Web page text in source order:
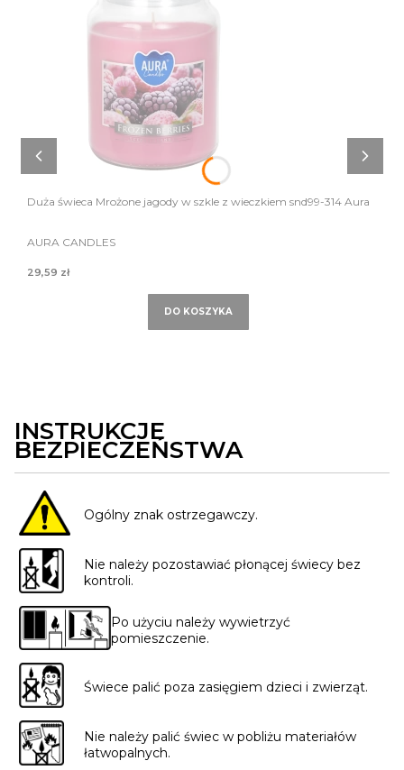
Duża świeca Mrożone jagody w szkle z wieczkiem snd99-314 Aura
AURA CANDLES
29,59 zł
DO KOSZYKA
INSTRUKCJE
BEZPIECZEŃSTWA
Ogólny znak ostrzegawczy.
Nie należy pozostawiać płonącej świecy bez
kontroli.
Po użyciu należy wywietrzyć
pomieszczenie.
Świece palić poza zasięgiem dzieci i zwierząt.
Nie należy palić świec w pobliżu materiałów
łatwopalnych.